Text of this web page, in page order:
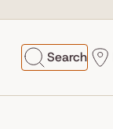
Search